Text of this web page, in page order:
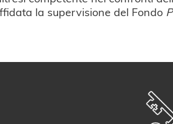
la supervisione del Fondo